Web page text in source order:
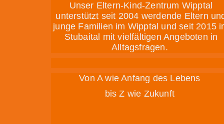
Unser Eltern-Kind-Zentrum Wipptal
unterstützt seit 2004 werdende Eltern
junge Familien im Wipptal und seit 2015
Stubaital mit vielfältigen Angeboten in
Alltagsfragen.
Von A wie Anfang des Lebens
bis Z wie Zukunft